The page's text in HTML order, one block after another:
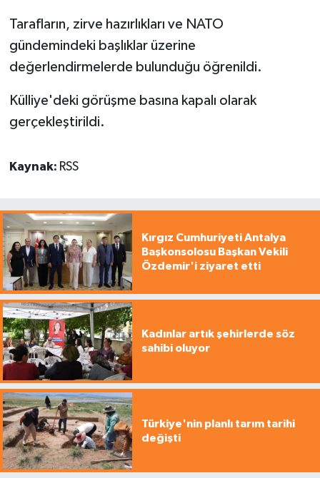
Tarafların, zirve hazırlıkları ve NATO
gündemindeki başlıklar üzerine
değerlendirmelerde bulunduğu öğrenildi.
Külliye'deki görüşme basına kapalı olarak
gerçekleştirildi.
Kaynak: RSS
Kırgız Cumhuriyeti Antalya
Başkonsolosu Başkan Vekili
Özdemir'i ziyaret etti
Kadınlar artık şehirlerde söz
sahibi oluyor
Türkiye'nin planlı tarım tarihi
değişti